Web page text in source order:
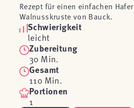
Rezept für einen einfachen
Walnusskruste von Bauck.
Schwierigkeit
leicht
Zubereitung
30 Min.
Gesamt
110 Min.
Portionen
1